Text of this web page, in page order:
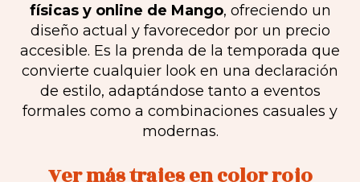
físicas y online de Mango, ofreciendo un
diseño actual y favorecedor por un precio
accesible. Es la prenda de la temporada que
convierte cualquier look en una declaración
de estilo, adaptándose tanto a eventos
formales como a combinaciones casuales y
modernas.